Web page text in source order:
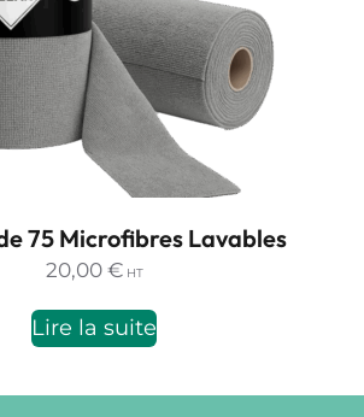
75 Microfibres Lavables
20,00 € HT
Lire la suite